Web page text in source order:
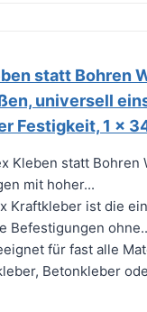
statt Bohren
universell
Festigkeit, 1 x
Kleben statt
mit hoher...
Kraftkleber ist die
Befestigungen
für fast alle
Betonkleber